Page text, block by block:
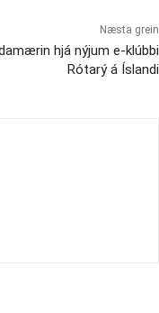
Næsta grein
hjá nýjum e-klúbbi
Rótarý á Íslandi